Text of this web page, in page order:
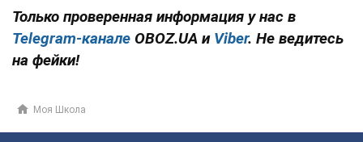
Только проверенная информация у нас в
Telegram-канале OBOZ.UA и Viber. Не ведитесь
на фейки!
Моя Школа